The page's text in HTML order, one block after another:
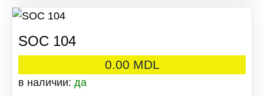
SOC 104
0.00 MDL
в наличии: да